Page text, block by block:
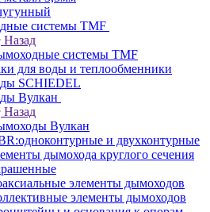
системы TMF
Назад
системы TMF
для воды и теплообменники
SCHIEDEL
Вулкан
Назад
Вулкан
и двухконтурные
дымохода круглого сечения
элементы дымоходов
элементы дымоходов